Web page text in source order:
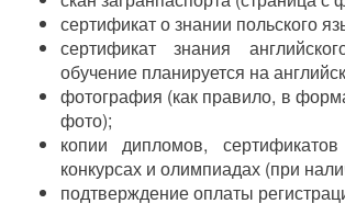
сертификат о знании польского
сертификат знания
обучение планируется на
фотография (как правило, в
фото);
копии дипломов,
конкурсах и олимпиадах (при
подтверждение оплаты